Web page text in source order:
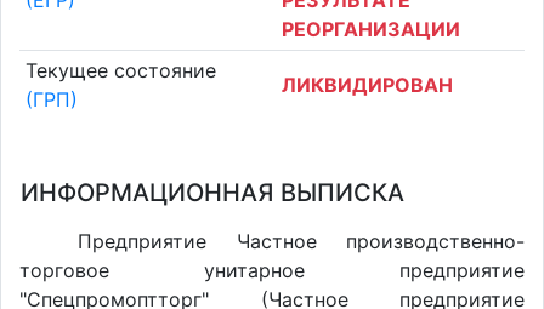
РЕОРГАНИЗАЦИИ
Текущее состояние
(ГРП)
ЛИКВИДИРОВАН
ИНФОРМАЦИОННАЯ ВЫПИСКА
Предприятие Частное производственно-
торговое унитарное предприятие
"Спецпромоптторг" (Частное предприятие